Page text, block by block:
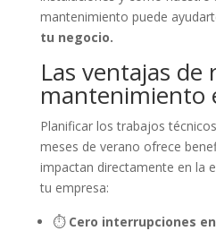
mantenimiento puede
tu negocio.
Las ventajas de
mantenimiento
Planificar los trabajos
meses de verano ofrece
impactan directamente en la
tu empresa:
⏱️ Cero interrupciones